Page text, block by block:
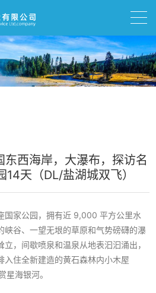
西海岸，大瀑布，探访名
天（DL/盐湖城双飞）
国家公园，拥有近 9,000 平方公里水
峡谷、一望无垠的草原和气势磅礴的瀑
，间歇喷泉和温泉从地表汩汩涌出，
入住全新建造的黄石森林内小木屋
星海银河。